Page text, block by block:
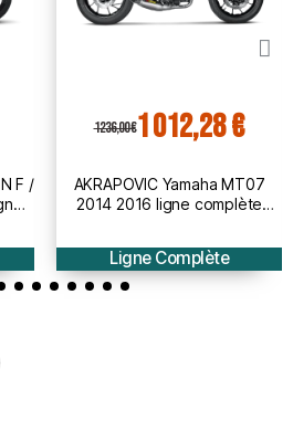
F /
1 236,00 €1 012,28 €
AKRAPOVIC Yamaha MT07
2014 2016 ligne complète
d'échappement 1810-2225
Ligne Complète